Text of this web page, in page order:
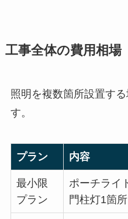
工事全体の費用相場
照明を複数箇所設置す
す。
プラン 内容
最小限
プラン
ポーチライ
門柱灯1箇所